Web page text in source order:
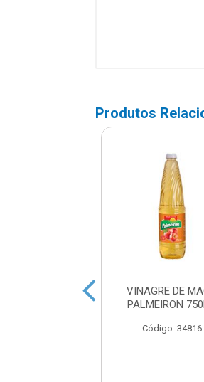
Produtos
VINAGRE DE
PALMEIRON
Código: 34816